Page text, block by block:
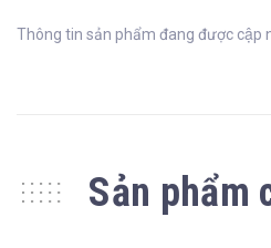
Thông tin sản phẩm đang được cập
Sản phẩm